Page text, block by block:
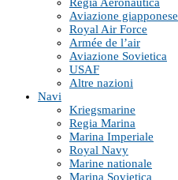
Aviazione giapponese
Royal Air Force
Armée de l’air
Aviazione Sovietica
USAF
Altre nazioni
Navi
Kriegsmarine
Regia Marina
Marina Imperiale
Royal Navy
Marine nationale
Marina Sovietica